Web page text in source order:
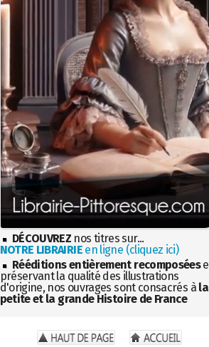
DÉCOUVREZ nos titres sur...
NOTRE LIBRAIRIEen ligne (cliquez ici)
Rééditions entièrement recomposées
préservant la qualité des illustrations
d'origine, nos ouvrages sont consacrés à la
petite et la grande Histoire de France